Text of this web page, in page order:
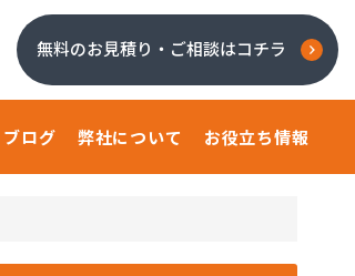
無料のお見積り・ご相談はコチラ
ブログ 弊社について お役立ち情報